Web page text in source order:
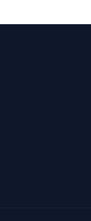
5/5 basée sur 20 avis